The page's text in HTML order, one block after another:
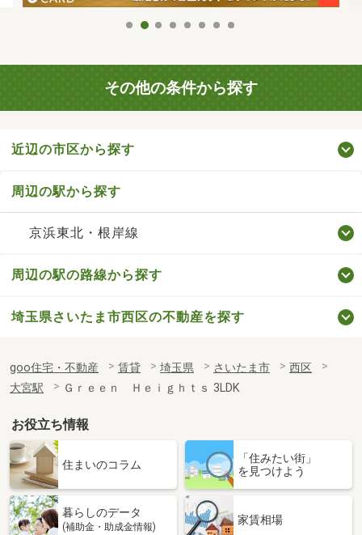
その他の条件から探す
近辺の市区から探す
周辺の駅から探す
京浜東北・根岸線
周辺の駅の路線から探す
埼玉県さいたま市西区の不動産を探す
goo住宅・不動産 賃貸 埼玉県 さいたま市
西区
大宮駅
Ｇｒｅｅｎ Ｈｅｉｇｈｔｓ 3LDK
お役立ち情報
住まいのコラム
「住みたい街」
を見つけよう
暮らしのデータ
(補助金・助成金情報)
家賃相場